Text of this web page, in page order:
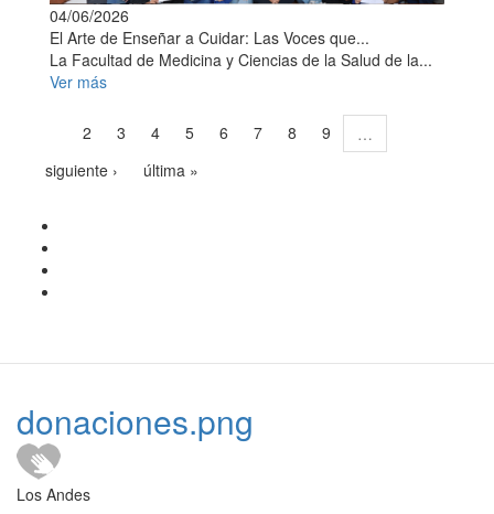
04/06/2026
El Arte de Enseñar a Cuidar: Las Voces que...
La Facultad de Medicina y Ciencias de la Salud de la...
Ver más
2 3 4 5 6 7 8 9
…
siguiente ›
última »
donaciones.png
Los Andes